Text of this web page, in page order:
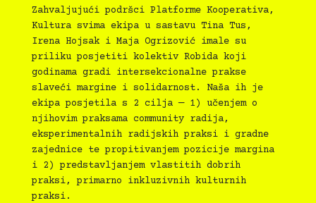
Zahvaljujući podršci Platforme Kooperativa,
Kultura svima ekipa u sastavu Tina Tus,
Irena Hojsak i Maja Ogrizović imale su
priliku posjetiti kolektiv Robida koji
godinama gradi intersekcionalne prakse
slaveći margine i solidarnost. Naša ih je
ekipa posjetila s 2 cilja — 1) učenjem o
njihovim praksama community radija,
eksperimentalnih radijskih praksi i gradne
zajednice te propitivanjem pozicije margina
i 2) predstavljanjem vlastitih dobrih
praksi, primarno inkluzivnih kulturnih
praksi.